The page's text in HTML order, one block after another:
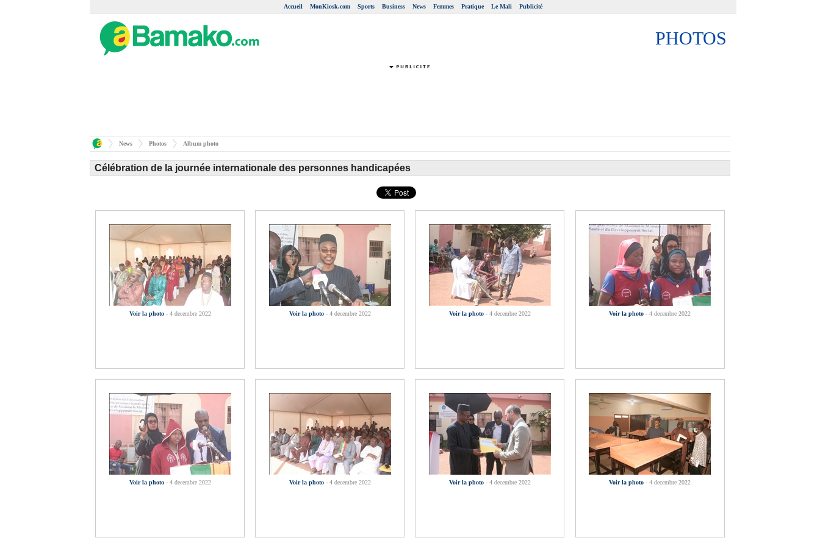
Accueil MonKiosk.com Sports Business News Femmes Pratique Le Mali Publicité
PHOTOS
News Photos Album photo
Célébration de la journée internationale des personnes handicapées
Voir la photo - 4 decembre 2022 Voir la photo - 4 decembre 2022 Voir la photo - 4 decembre 2022 Voir la photo - 4 decembre 2022
Voir la photo - 4 decembre 2022 Voir la photo - 4 decembre 2022 Voir la photo - 4 decembre 2022 Voir la photo - 4 decembre 2022